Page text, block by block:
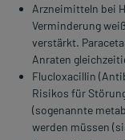
Arzneimitteln bei
Verminderung
verstärkt.
Anraten
Flucloxacillin
Risikos für
(sogenannte
werden müssen